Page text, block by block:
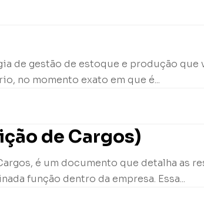
de gestão de estoque e produção
no momento exato em que é...
de Cargos)
é um documento que detalha as
função dentro da empresa. Essa...